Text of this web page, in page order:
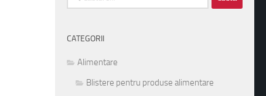
după:
CATEGORII
Alimentare
Blistere pentru produse alimentare